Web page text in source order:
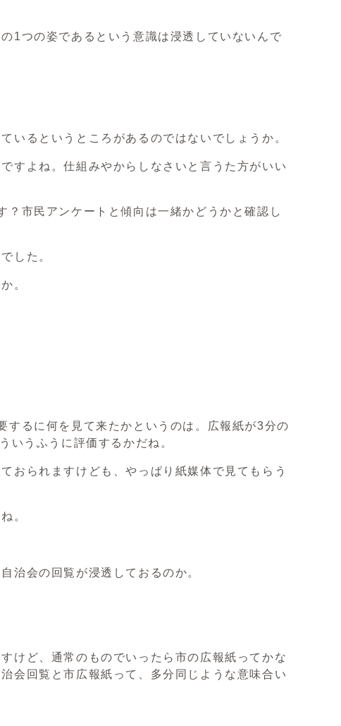
1つの姿であるという意識は浸透していないんで
いるというところがあるのではないでしょうか。
すよね。仕組みやからしなさいと言うた方がいい
？市民アンケートと傾向は一緒かどうかと確認し
した。
。
するに何を見て来たかというのは。広報紙が3分の
いうふうに評価するかだね。
おられますけども、やっぱり紙媒体で見てもらう
。
治会の回覧が浸透しておるのか。
けど、通常のものでいったら市の広報紙ってかな
会回覧と市広報紙って、多分同じような意味合い